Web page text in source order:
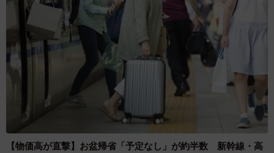
【物価高が直撃】お盆帰省「予定なし」が約半数 新幹線・高